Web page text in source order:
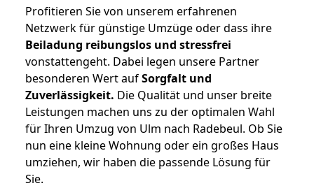
Profitieren Sie von unserem erfahrenen
Netzwerk für günstige Umzüge oder dass ihre
Beiladung reibungslos und stressfrei
vonstattengeht. Dabei legen unsere Partner
besonderen Wert aufSorgfalt und
Zuverlässigkeit. Die Qualität und unser breite
Leistungen machen uns zu der optimalen Wahl
für Ihren Umzug von Ulm nach Radebeul. Ob Sie
nun eine kleine Wohnung oder ein großes Haus
umziehen, wir haben die passende Lösung für
Sie.